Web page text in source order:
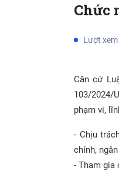
Chức
Lượt xem
Căn cứ
103/2024/
phạm vi,
- Chịu
chính,
- Tham gia